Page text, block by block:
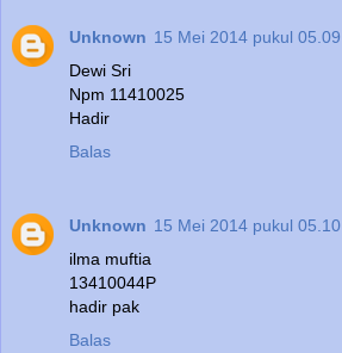
Unknown 15 Mei 2014 pukul 05.09
Dewi Sri
Npm 11410025
Hadir
Balas
Unknown 15 Mei 2014 pukul 05.10
ilma muftia
13410044P
hadir pak
Balas